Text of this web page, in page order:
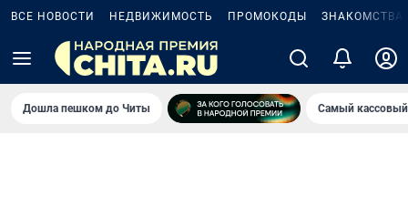
ВСЕ НОВОСТИ НЕДВИЖИМОСТЬ ПРОМОКОДЫ ЗНАКОМСТВА
Дошла пешком до Читы Самый